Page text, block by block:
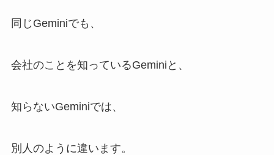
同じGeminiでも、
会社のことを知っているGeminiと、
知らないGeminiでは、
別人のように違います。